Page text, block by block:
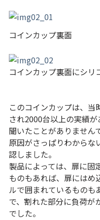
コインカップ裏面
コインカップ裏面にシリ
このコインカップは、
され2000台以上の実績
聞いたことがありません
原因がさっぱりわからな
認しました。
製品によっては、扉に固
ものもあれば、扉にはめ
ルで囲まれているものも
で、割れた部分に負荷が
でした。